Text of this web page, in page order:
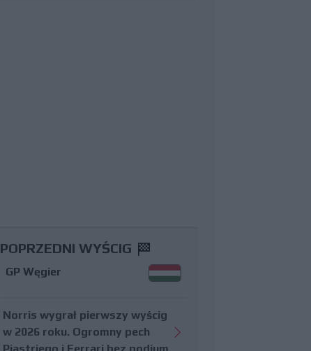
POPRZEDNI WYŚCIG
GP Węgier
Norris wygrał pierwszy wyścig
w 2026 roku. Ogromny pech